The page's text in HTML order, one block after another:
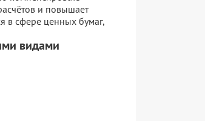
и повышает
в сфере ценных бумаг,
видами